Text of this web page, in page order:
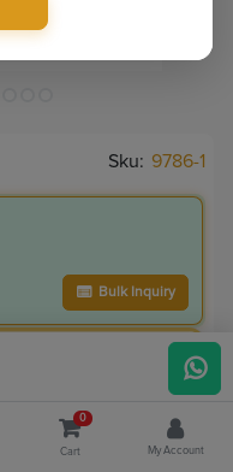
Sku: 9786-1
Bulk Inquiry
0
Cart My Account